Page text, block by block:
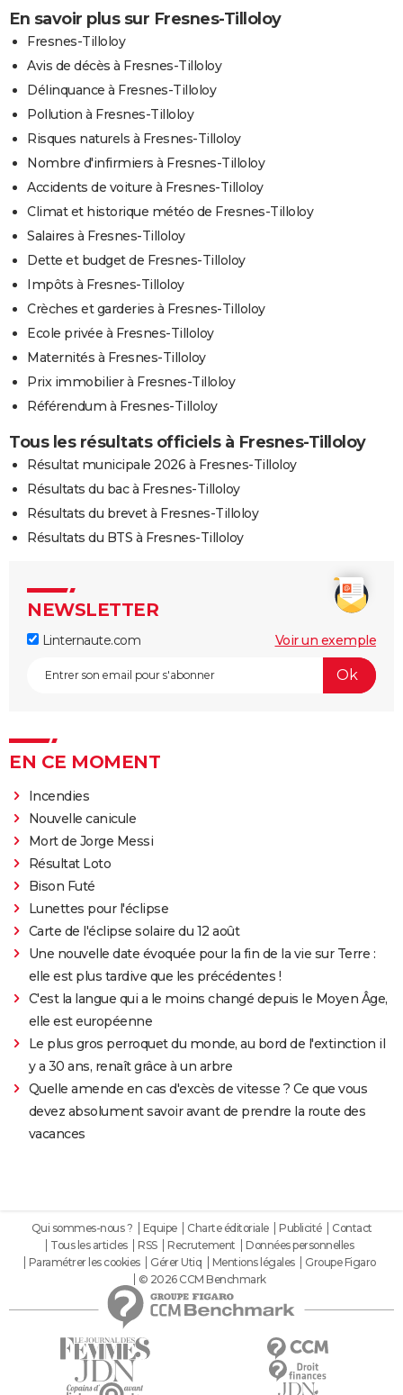
En savoir plus sur Fresnes-Tilloloy
Fresnes-Tilloloy
Avis de décès à Fresnes-Tilloloy
Délinquance à Fresnes-Tilloloy
Pollution à Fresnes-Tilloloy
Risques naturels à Fresnes-Tilloloy
Nombre d'infirmiers à Fresnes-Tilloloy
Accidents de voiture à Fresnes-Tilloloy
Climat et historique météo de Fresnes-Tilloloy
Salaires à Fresnes-Tilloloy
Dette et budget de Fresnes-Tilloloy
Impôts à Fresnes-Tilloloy
Crèches et garderies à Fresnes-Tilloloy
Ecole privée à Fresnes-Tilloloy
Maternités à Fresnes-Tilloloy
Prix immobilier à Fresnes-Tilloloy
Référendum à Fresnes-Tilloloy
Tous les résultats officiels à Fresnes-Tilloloy
Résultat municipale 2026 à Fresnes-Tilloloy
Résultats du bac à Fresnes-Tilloloy
Résultats du brevet à Fresnes-Tilloloy
Résultats du BTS à Fresnes-Tilloloy
NEWSLETTER
Linternaute.com Voir un exemple
EN CE MOMENT
Incendies
Nouvelle canicule
Mort de Jorge Messi
Résultat Loto
Bison Futé
Lunettes pour l'éclipse
Carte de l'éclipse solaire du 12 août
Une nouvelle date évoquée pour la fin de la vie sur Terre :
elle est plus tardive que les précédentes !
C'est la langue qui a le moins changé depuis le Moyen Âge,
elle est européenne
Le plus gros perroquet du monde, au bord de l'extinction il
y a 30 ans, renaît grâce à un arbre
Quelle amende en cas d'excès de vitesse ? Ce que vous
devez absolument savoir avant de prendre la route des
vacances
Qui sommes-nous ? Equipe Charte éditoriale Publicité
Contact
Tous les articles
RSS Recrutement
Données personnelles
Paramétrer les cookies
Gérer Utiq Mentions légales
Groupe Figaro
© 2026 CCM Benchmark